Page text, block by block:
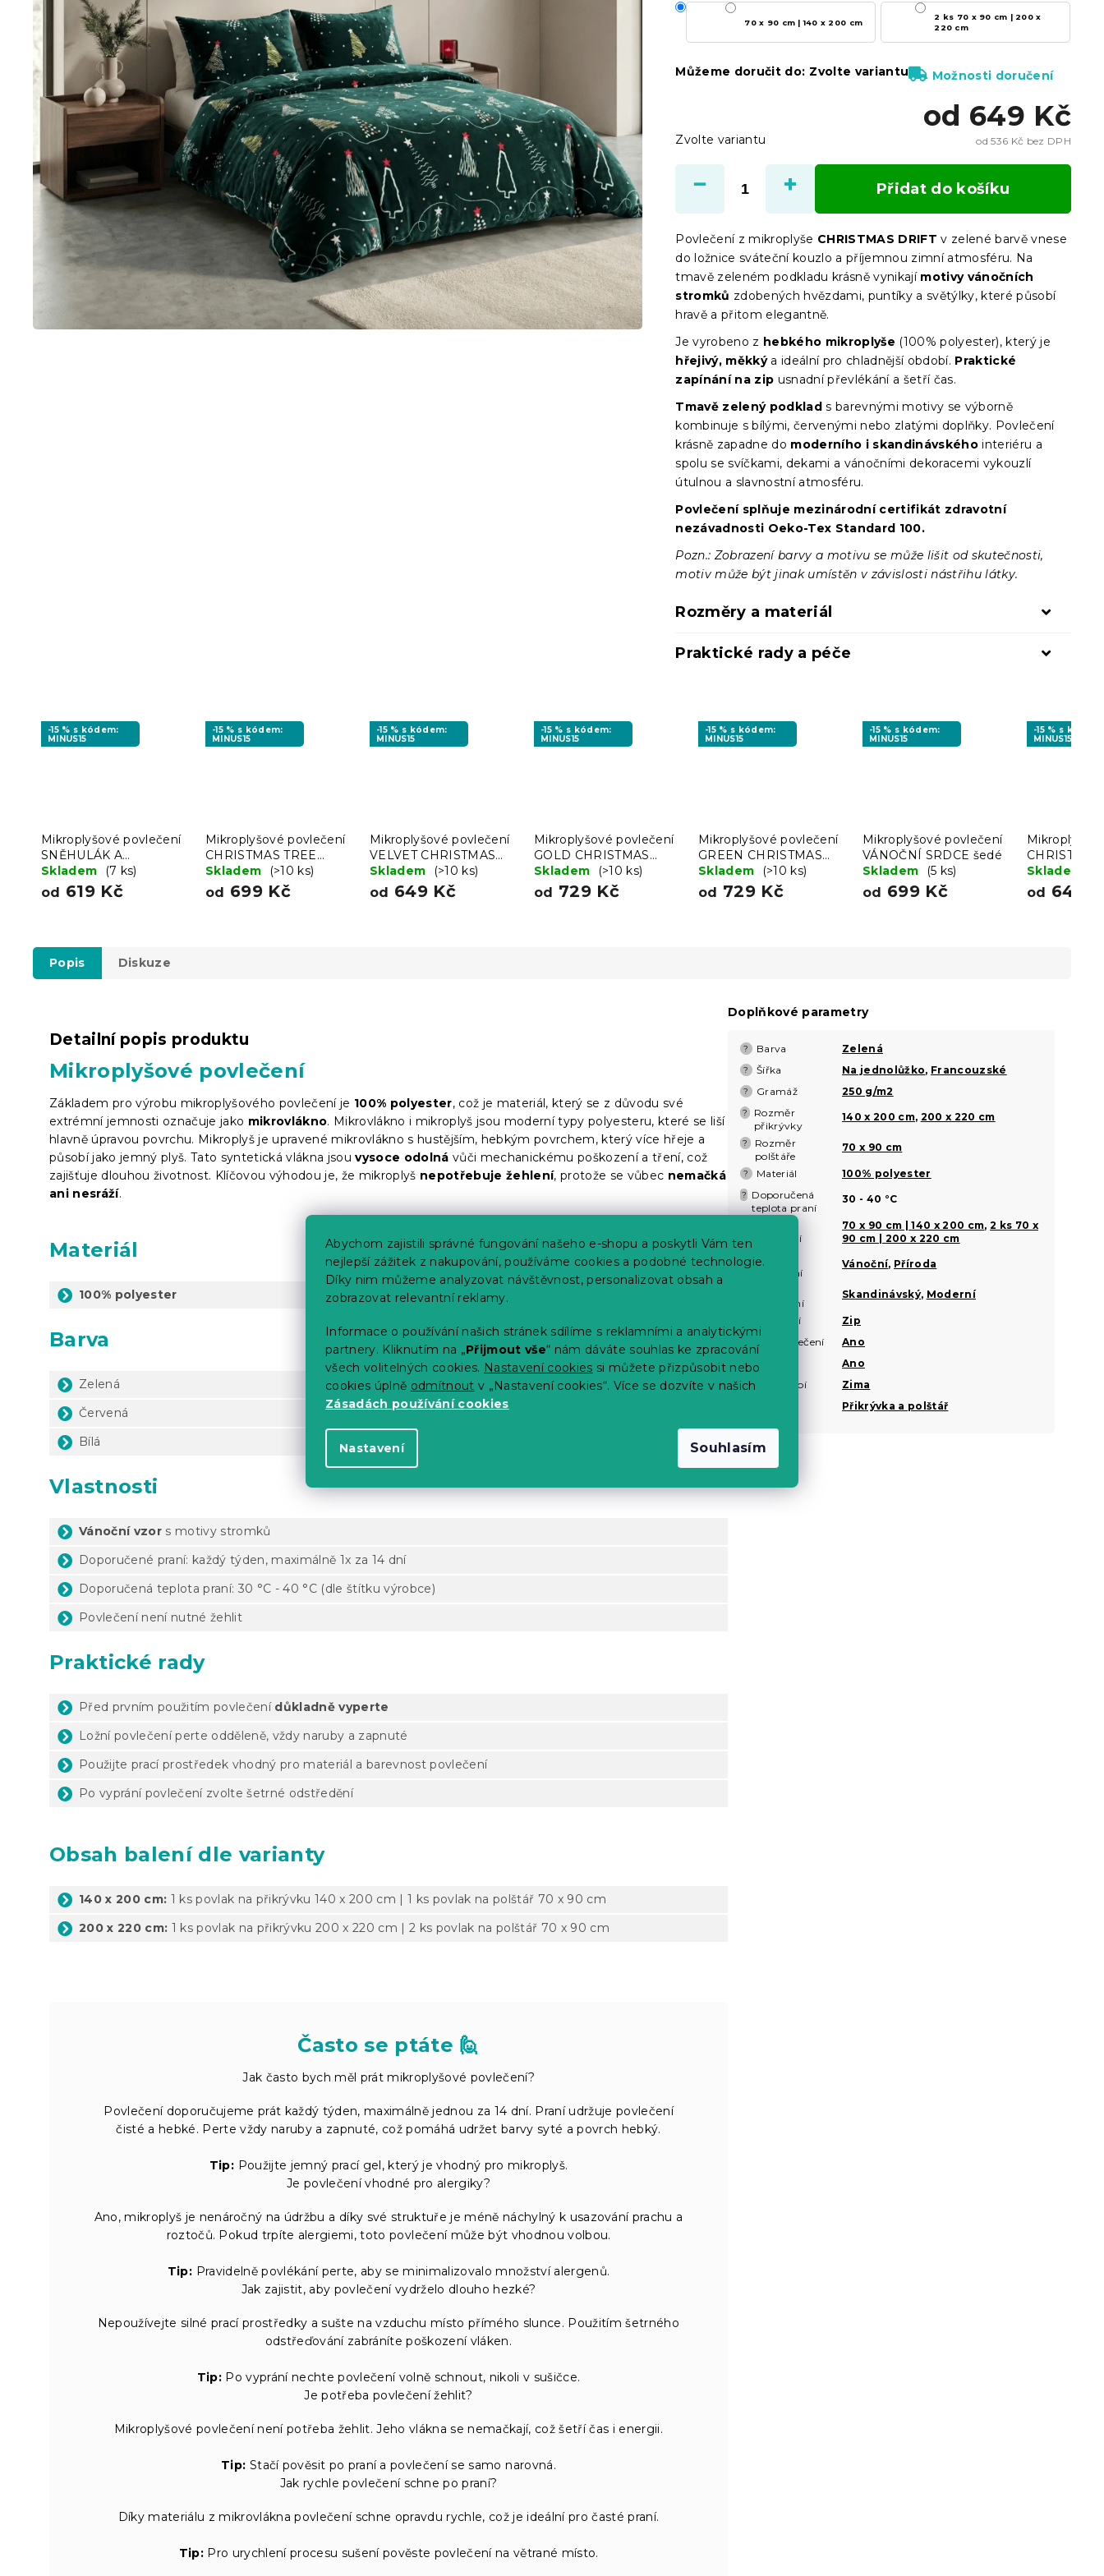
Abychom zajistili správné fungování našeho e-shopu a poskytli Vám ten
nejlepší zážitek z nakupování, používáme cookies a podobné technologie.
Díky nim můžeme analyzovat návštěvnost, personalizovat obsah a
zobrazovat relevantní reklamy.
Informace o používání našich stránek sdílíme s reklamními a analytickými
partnery. Kliknutím na „Přijmout vše“ nám dáváte souhlas ke zpracování
všech volitelných cookies. Nastavení cookies si můžete přizpůsobit nebo
cookies úplně odmítnout v „Nastavení cookies“. Více se dozvíte v našich
Zásadách používání cookies
Nastavení Souhlasím
od 649 Kč
od536 Kč bez DPH
cena:
Zvolte variantu
70 x 90 cm | 140 x 200 cm
2 ks 70 x 90 cm | 200 x
220 cm
Můžeme doručit do: Zvolte variantu Možnosti doručení
Přidat do košíku
Povlečení z mikroplyše CHRISTMAS DRIFT v zelené barvě vnese
do ložnice sváteční kouzlo a příjemnou zimní atmosféru. Na
tmavě zeleném podkladu krásně vynikají motivy vánočních
stromků zdobených hvězdami, puntíky a světýlky, které působí
hravě a přitom elegantně.
Je vyrobeno z hebkého mikroplyše (100% polyester), který je
hřejivý, měkkýa ideální pro chladnější období. Praktické
zapínání na zip usnadní převlékání a šetří čas.
Tmavě zelený podklad s barevnými motivy se výborně
kombinuje s bílými, červenými nebo zlatými doplňky. Povlečení
krásně zapadne do moderního i skandinávského interiéru a
spolu se svíčkami, dekami a vánočními dekoracemi vykouzlí
útulnou a slavnostní atmosféru.
Povlečení splňuje mezinárodní certifikát zdravotní
nezávadnosti Oeko-Tex Standard 100.
Pozn.: Zobrazení barvy a motivu se může lišit od skutečnosti,
motiv může být jinak umístěn v závislosti nástřihu látky.
Rozměry a materiál
Praktické rady a péče
-15 % s kódem:
MINUS15
Mikroplyšové povlečení
SNĚHULÁK A
PERNÍČEK zelené
Skladem (7 ks)
od 619 Kč
-15 % s kódem:
MINUS15
Mikroplyšové povlečení
CHRISTMAS TREE
zelené
Skladem (>10 ks)
od 699 Kč
-15 % s kódem:
MINUS15
Mikroplyšové povlečení
VELVET CHRISTMAS
červené
Skladem (>10 ks)
od 649 Kč
-15 % s kódem:
MINUS15
Mikroplyšové povlečení
GOLD CHRISTMAS
červené
Skladem (>10 ks)
od 729 Kč
-15 % s kódem:
MINUS15
Mikroplyšové povlečení
GREEN CHRISTMAS
zelené
Skladem (>10 ks)
od 729 Kč
-15 % s kódem:
MINUS15
Mikroplyšové povlečení
VÁNOČNÍ SRDCE šedé
Skladem
(5 ks)
od 699 Kč
-15 % s kódem:
MINUS15
CHRISTMAS
zelené
Skladem
od 649
Popis Diskuze
Detailní popis produktu
Mikroplyšové povlečení
Základem pro výrobu mikroplyšového povlečení je 100% polyester, což je materiál, který se z důvodu své
extrémní jemnosti označuje jako mikrovlákno. Mikrovlákno i mikroplyš jsou moderní typy polyesteru, které se liší
hlavně úpravou povrchu. Mikroplyš je upravené mikrovlákno s hustějším, hebkým povrchem, který více hřeje a
působí jako jemný plyš. Tato syntetická vlákna jsouvysoce odolná vůči mechanickému poškození a tření, což
zajišťuje dlouhou životnost. Klíčovou výhodou je, že mikroplyš nepotřebuje žehlení, protože se vůbec nemačká
ani nesráží.
Materiál
100% polyester
Barva
Zelená
Červená
Bílá
Vlastnosti
Vánoční vzor s motivy stromků
Doporučené praní: každý týden, maximálně 1x za 14 dní
Doporučená teplota praní: 30 °C - 40 °C (dle štítku výrobce)
Povlečení není nutné žehlit
Praktické rady
Před prvním použitím povlečení důkladně vyperte
Ložní povlečení perte odděleně, vždy naruby a zapnuté
Použijte prací prostředek vhodný pro materiál a barevnost povlečení
Po vyprání povlečení zvolte šetrné odstředění
Obsah balení dle varianty
140 x 200 cm: 1 ks povlak na přikrývku 140 x 200 cm | 1 ks povlak na polštář 70 x 90 cm
200 x 220 cm: 1 ks povlak na přikrývku 200 x 220 cm | 2 ks povlak na polštář 70 x 90 cm
Často se ptáte 🙋
Jak často bych měl prát mikroplyšové povlečení?
Povlečení doporučujeme prát každý týden, maximálně jednou za 14 dní. Praní udržuje povlečení
čisté a hebké. Perte vždy naruby a zapnuté, což pomáhá udržet barvy syté a povrch hebký.
Tip: Použijte jemný prací gel, který je vhodný pro mikroplyš.
Je povlečení vhodné pro alergiky?
Ano, mikroplyš je nenáročný na údržbu a díky své struktuře je méně náchylný k usazování prachu a
roztočů. Pokud trpíte alergiemi, toto povlečení může být vhodnou volbou.
Tip: Pravidelně povlékání perte, aby se minimalizovalo množství alergenů.
Jak zajistit, aby povlečení vydrželo dlouho hezké?
Nepoužívejte silné prací prostředky a sušte na vzduchu místo přímého slunce. Použitím šetrného
odstřeďování zabráníte poškození vláken.
Tip: Po vyprání nechte povlečení volně schnout, nikoli v sušičce.
Je potřeba povlečení žehlit?
Mikroplyšové povlečení není potřeba žehlit. Jeho vlákna se nemačkají, což šetří čas i energii.
Tip: Stačí pověsit po praní a povlečení se samo narovná.
Jak rychle povlečení schne po praní?
Díky materiálu z mikrovlákna povlečení schne opravdu rychle, což je ideální pro časté praní.
Tip:Pro urychlení procesu sušení pověste povlečení na větrané místo.
Doplňkové parametry
? Barva Zelená
? Šířka Na jednolůžko, Francouzské
? Gramáž 250 g/m2
?
Rozměr
přikrývky
140 x 200 cm, 200 x 220 cm
?
Rozměr
polštáře
70 x 90 cm
? Materiál 100% polyester
?
Doporučená
teplota praní
30 - 40 °C
povlečení
70 x 90 cm | 140 x 200 cm,2 ks 70 x
90 cm | 200 x 220 cm
?
Motiv
povlečení
Vánoční, Příroda
povlečení
Skandinávský, Moderní
Zapínání
Zip
Hřejivé povlečení
Ano
Nežehlivé
Ano
Roční období
Zima
Přikrývka a polštář